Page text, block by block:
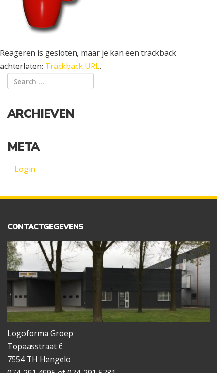
Reageren is gesloten, maar je kan een trackback
achterlaten: Trackback URL.
ARCHIEVEN
META
Login
CONTACTGEGEVENS
Logoforma Groep
Topaasstraat 6
7554 TH Hengelo